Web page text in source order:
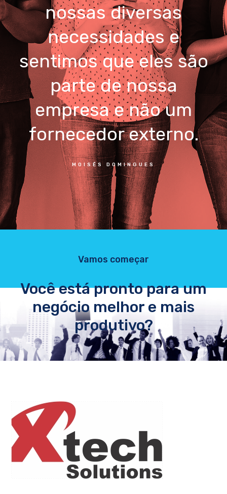
nossas diversas
necessidades e
sentimos que eles são
parte de nossa
empresa e não um
fornecedor externo.
MOISÉS DOMINGUES
Vamos começar
Você está pronto para um
negócio melhor e mais
produtivo?